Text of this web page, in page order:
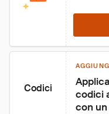
Codici
codici
con